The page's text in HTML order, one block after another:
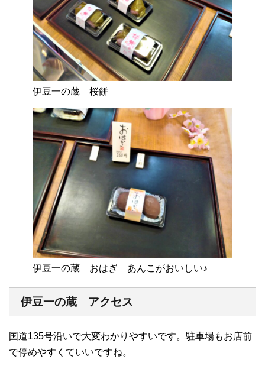
伊豆一の蔵 桜餅
伊豆一の蔵 おはぎ あんこがおいしい♪
伊豆一の蔵 アクセス
国道135号沿いで大変わかりやすいです。駐車場もお店前
で停めやすくていいですね。